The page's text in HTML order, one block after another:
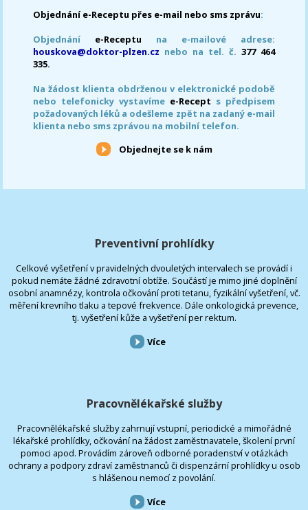
Objednání e-Receptu přes e-mail nebo sms zprávu:
Objednání e-Receptu na e-mailové adrese:
houskova@doktor-plzen.cz nebo na tel. č. 377 464
335.
Na žádost klienta obdrženou v elektronické podobě
nebo telefonicky vystavíme e-Recept s předpisem
požadovaných léků a odešleme zpět na zadaný e-mail
klienta nebo sms zprávou na mobilní telefon.
Objednejte se k nám
Preventivní prohlídky
Celkové vyšetření v pravidelných dvouletých intervalech se provádí i
pokud nemáte žádné zdravotní obtíže. Součástí je mimo jiné doplnění
osobní anamnézy, kontrola očkování proti tetanu, fyzikální vyšetření, vč.
měření krevního tlaku a tepové frekvence. Dále onkologická prevence,
tj. vyšetření kůže a vyšetření per rektum.
Více
Pracovnělékařské služby
Pracovnělékařské služby zahrnují vstupní, periodické a mimořádné
lékařské prohlídky, očkování na žádost zaměstnavatele, školení první
pomoci apod. Provádím zároveň odborné poradenství v otázkách
ochrany a podpory zdraví zaměstnanců či dispenzární prohlídky u osob
s hlášenou nemocí z povolání.
Více